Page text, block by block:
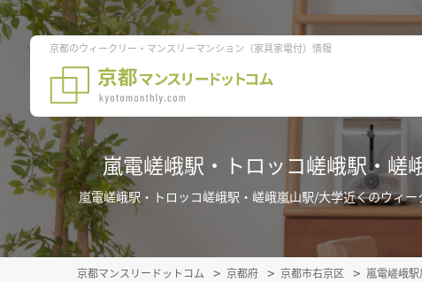
京都のウィークリー・マンスリーマンション（家具家電付）情報
嵐電嵯峨駅・トロッコ嵯峨駅・嵯
嵐電嵯峨駅・トロッコ嵯峨駅・嵯峨嵐山駅/大学近くのウィ
京都マンスリードットコム 京都府 京都市右京区 嵐電嵯峨駅